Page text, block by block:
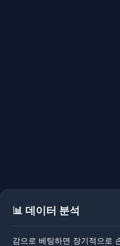
📊 데이터 분석
감으로 베팅하면 장기적으로